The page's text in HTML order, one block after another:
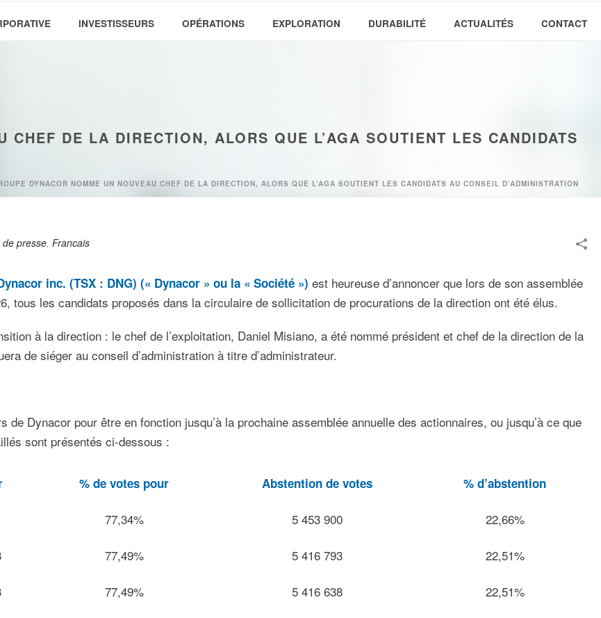
INVESTISSEURS OPÉRATIONS EXPLORATION DURABILITÉ ACTUALITÉS CONTACT
CHEF DE LA DIRECTION, ALORS QUE L’AGA SOUTIENT LES CANDIDATS
DYNACOR NOMME UN NOUVEAU CHEF DE LA DIRECTION, ALORS QUE L’AGA SOUTIENT LES CANDIDATS AU CONSEIL D’ADMINISTRATION
de presse, Francais
inc. (TSX : DNG) (« Dynacor » ou la « Société ») est heureuse d’annoncer que lors de son assemblée
tous les candidats proposés dans la circulaire de sollicitation de procurations de la direction ont été élus.
à la direction : le chef de l’exploitation, Daniel Misiano, a été nommé président et chef de la direction de la
de siéger au conseil d’administration à titre d’administrateur.
Dynacor pour être en fonction jusqu’à la prochaine assemblée annuelle des actionnaires, ou jusqu’à ce que
sont présentés ci-dessous :
% de votes pour Abstention de votes % d’abstention
77,34% 5 453 900 22,66%
77,49% 5 416 793 22,51%
77,49% 5 416 638 22,51%